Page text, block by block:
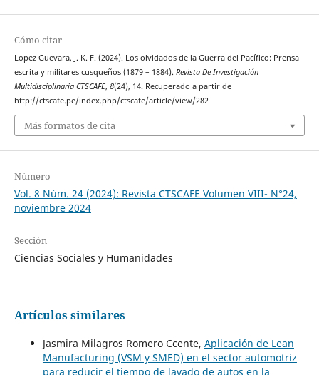
Cómo citar
Lopez Guevara, J. K. F. (2024). Los olvidados de la Guerra del Pacífico: Prensa
escrita y militares cusqueños (1879 – 1884). Revista De Investigación
Multidisciplinaria CTSCAFE, 8(24), 14. Recuperado a partir de
http://ctscafe.pe/index.php/ctscafe/article/view/282
Más formatos de cita
Número
Vol. 8 Núm. 24 (2024): Revista CTSCAFE Volumen VIII- N°24,
noviembre 2024
Sección
Ciencias Sociales y Humanidades
Artículos similares
Jasmira Milagros Romero Ccente, Aplicación de Lean
Manufacturing (VSM y SMED) en el sector automotriz
para reducir el tiempo de lavado de autos en la